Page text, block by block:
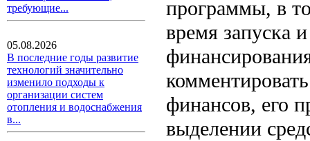
требующие...
05.08.2026
В последние годы развитие
технологий значительно
изменило подходы к
организации систем
отопления и водоснабжения
в...
программы, в
время запуска
финансов, его
выделении